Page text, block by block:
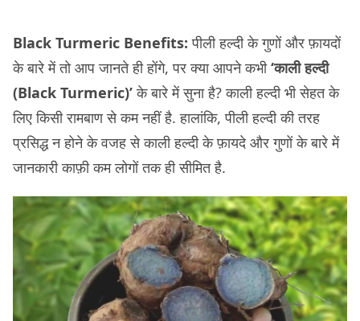
Black Turmeric Benefits: पीली हल्दी के गुणों और फ़ायदों
के बारे में तो आप जानते ही होंगे, पर क्या आपने कभी‘काली हल्दी
(Black Turmeric)’के बारे में सुना है? काली हल्दी भी सेहत के
लिए किसी रामबाण से कम नहीं है. हालांकि, पीली हल्दी की तरह
प्रसिद्ध न होने के वजह से काली हल्दी के फ़ायदे और गुणों के बारे में
जानकारी काफ़ी कम लोगों तक ही सीमित है.